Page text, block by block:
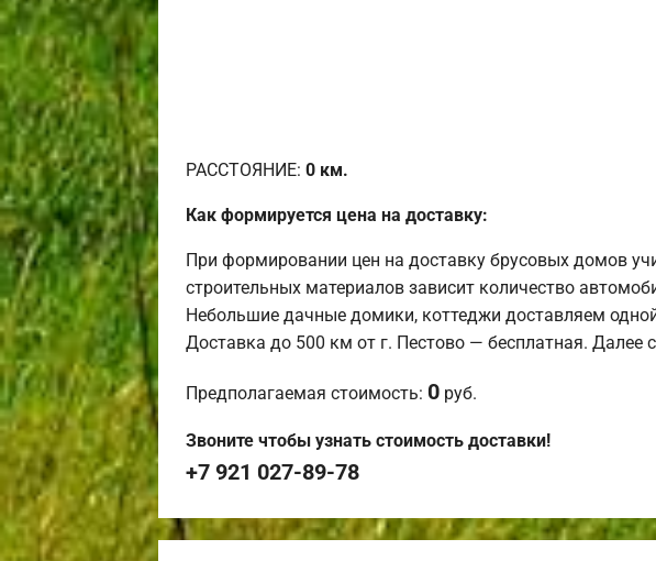
РАССТОЯНИЕ: 0 км.
Как формируется цена на доставку:
При формировании цен на доставку брусовых домов
строительных материалов зависит количество
Небольшие дачные домики, коттеджи доставляем
Доставка до 500 км от г. Пестово — бесплатная. Далее
Предполагаемая стоимость: 0 руб.
Звоните чтобы узнать стоимость доставки!
+7 921 027-89-78